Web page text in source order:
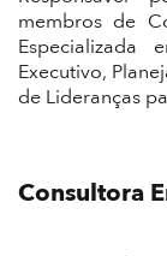
membros de
Especializada
Executivo,
de Lideranças
Consultora